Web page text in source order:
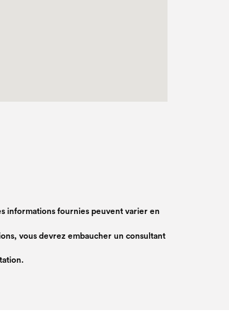
informations fournies peuvent varier en
vous devrez embaucher un consultant